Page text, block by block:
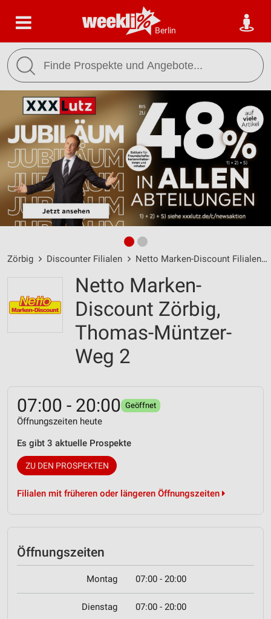
Berlin
Zörbig Discounter Filialen Netto Marken-Discount Filialen
Netto Marken-
Discount Zörbig,
Thomas-Müntzer-
Weg 2
07:00 - 20:00 Geöffnet
Öffnungszeiten heute
Es gibt 3 aktuelle Prospekte
ZU DEN PROSPEKTEN
Filialen mit früheren oder längeren Öffnungszeiten
Öffnungszeiten
Montag 07:00 - 20:00
Dienstag 07:00 - 20:00